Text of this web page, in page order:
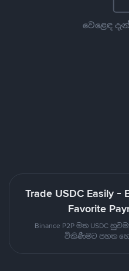
වෙළෙඳ
Trade USDC Easily -
Favorite
Binance P2P මත USDC
විකිණීමට පහත